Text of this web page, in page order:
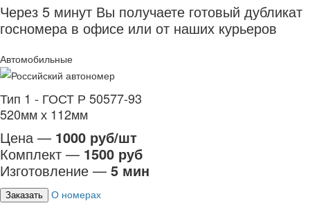
Через 5 минут Вы получаете готовый дубликат
госномера в офисе или от наших курьеров
Автомобильные
Тип 1 - ГОСТ Р 50577-93
520мм х 112мм
Цена — 1000 руб/шт
Комплект — 1500 руб
Изготовление — 5 мин
Заказать
О номерах